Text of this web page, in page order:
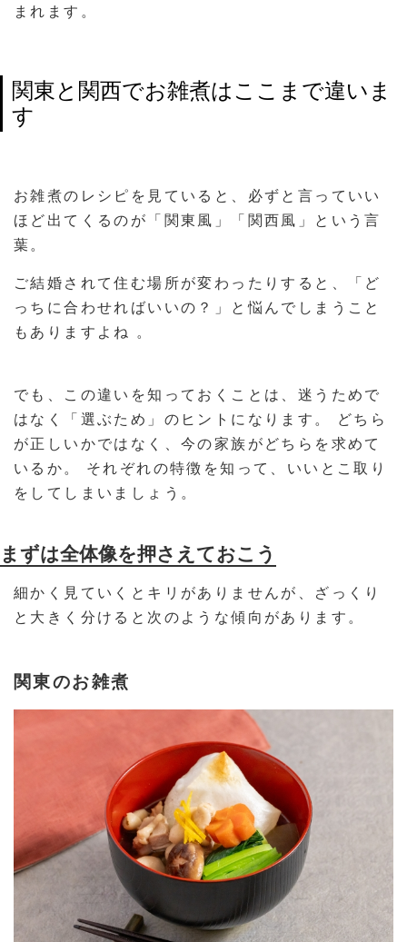
まれます。
関東と関西でお雑煮はここまで違いま
す
お雑煮のレシピを見ていると、必ずと言っていい
ほど出てくるのが「関東風」「関西風」という言
葉。
ご結婚されて住む場所が変わったりすると、「ど
っちに合わせればいいの？」と悩んでしまうこと
もありますよね 。
でも、この違いを知っておくことは、迷うためで
はなく「選ぶため」のヒントになります。 どちら
が正しいかではなく、今の家族がどちらを求めて
いるか。 それぞれの特徴を知って、いいとこ取り
をしてしまいましょう。
まずは全体像を押さえておこう
細かく見ていくとキリがありませんが、ざっくり
と大きく分けると次のような傾向があります。
関東のお雑煮